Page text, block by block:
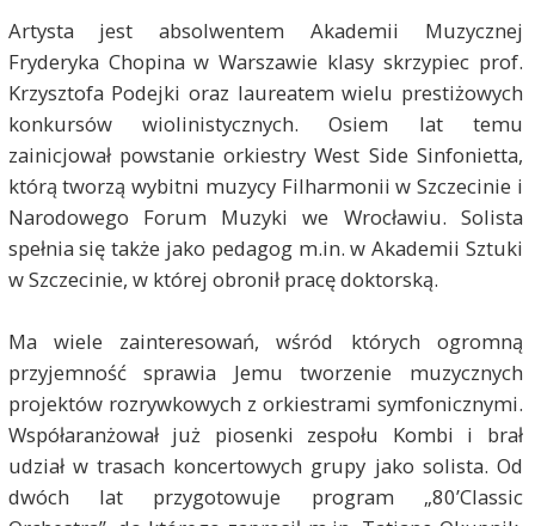
Artysta jest absolwentem Akademii Muzycznej
Fryderyka Chopina w Warszawie klasy skrzypiec prof.
Krzysztofa Podejki oraz laureatem wielu prestiżowych
konkursów wiolinistycznych. Osiem lat temu
zainicjował powstanie orkiestry West Side Sinfonietta,
którą tworzą wybitni muzycy Filharmonii w Szczecinie i
Narodowego Forum Muzyki we Wrocławiu. Solista
spełnia się także jako pedagog m.in. w Akademii Sztuki
w Szczecinie, w której obronił pracę doktorską.
Ma wiele zainteresowań, wśród których ogromną
przyjemność sprawia Jemu tworzenie muzycznych
projektów rozrywkowych z orkiestrami symfonicznymi.
Współaranżował już piosenki zespołu Kombi i brał
udział w trasach koncertowych grupy jako solista. Od
dwóch lat przygotowuje program „80’Classic